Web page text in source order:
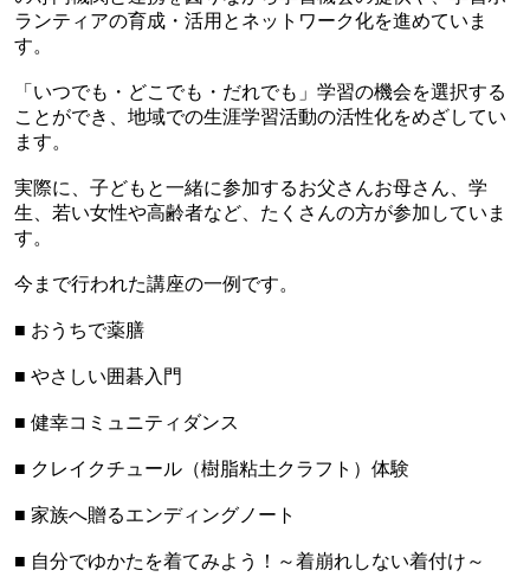
ランティアの育成・活用とネットワーク化を進めていま
す。
「いつでも・どこでも・だれでも」学習の機会を選択する
ことができ、地域での生涯学習活動の活性化をめざしてい
ます。
実際に、子どもと一緒に参加するお父さんお母さん、学
生、若い女性や高齢者など、たくさんの方が参加していま
す。
今まで行われた講座の一例です。
■ おうちで薬膳
■ やさしい囲碁入門
■ 健幸コミュニティダンス
■ クレイクチュール（樹脂粘土クラフト）体験
■ 家族へ贈るエンディングノート
■ 自分でゆかたを着てみよう！～着崩れしない着付け～